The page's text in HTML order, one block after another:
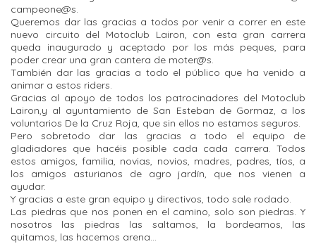
campeone@s.
Queremos dar las gracias a todos por venir a correr en este
nuevo circuito del Motoclub Lairon, con esta gran carrera
queda inaugurado y aceptado por los más peques, para
poder crear una gran cantera de moter@s.
También dar las gracias a todo el público que ha venido a
animar a estos riders.
Gracias al apoyo de todos los patrocinadores del Motoclub
Lairon,y al ayuntamiento de San Esteban de Gormaz, a los
voluntarios De la Cruz Roja, que sin ellos no estamos seguros.
Pero sobretodo dar las gracias a todo el equipo de
gladiadores que hacéis posible cada cada carrera. Todos
estos amigos, familia, novias, novios, madres, padres, tíos, a
los amigos asturianos de agro jardín, que nos vienen a
ayudar.
Y gracias a este gran equipo y directivos, todo sale rodado.
Las piedras que nos ponen en el camino, solo son piedras. Y
nosotros las piedras las saltamos, la bordeamos, las
quitamos, las hacemos arena...